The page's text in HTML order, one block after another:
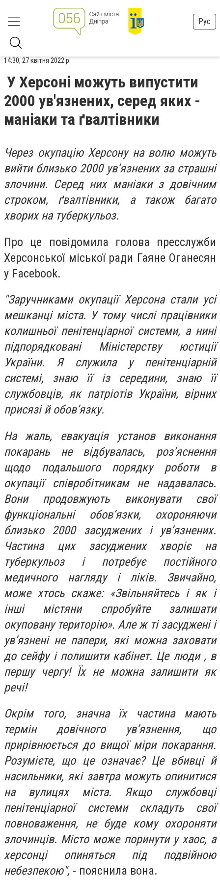
Рус
14:30, 27 квітня 2022 р.
У Херсоні можуть випустити
2000 ув'язнених, серед яких -
маніаки та ґвалтівники
Через окупацію Херсону на волю можуть
вийти близько 2000 ув’язнених за страшні
злочини. Серед них маніаки з довічним
строком, ґвалтівники, а також багато
хворих на туберкульоз.
Про це повідомила голова пресслужби
Херсонської міської ради Гаяне Оганесян
у Facebook.
"Заручниками окупації Херсона стали усі
мешканці міста. У тому числі працівники
колишньої пенітенціарної системи, а нині
підпорядковані Міністерству юстиції
України. Я служила у пенітенціарній
системі, знаю її із середини, знаю її
службовців, як патріотів України, вірних
присязі й обов’язку.
На жаль, евакуація установ виконання
покарань не відбувалась, роз’яснення
щодо подальшого порядку роботи в
окупації співробітникам не надавалась.
Вони продовжують виконувати свої
функціональні обов’язки, охороняючи
близько 2000 засуджених і ув’язнених.
Частина цих засуджених хворіє на
туберкульоз і потребує постійного
медичного нагляду і ліків. Звичайно,
може хтось скаже: «Звільняйтесь і як і
інші містяни спробуйте залишати
окуповану територію». Але ж ті засуджені і
ув’язнені не папери, які можна заховати
до сейфу і полишити кабінет. Це люди , в
першу чергу! Їх не можна залишити як
речі!
Окрім того, значна їх частина мають
термін довічного ув’язнення, що
прирівнюється до вищої міри покарання.
Розумієте, що це означає? Це вбивці й
насильники, які завтра можуть опинитися
на вулицях міста. Якщо службовці
пенітенціарної системи складуть свої
повноваження, не буде кому охороняти
злочинців. Місто може поринути у хаос, а
херсонці опиняться під подвійною
небезпекою", - пояснила вона.